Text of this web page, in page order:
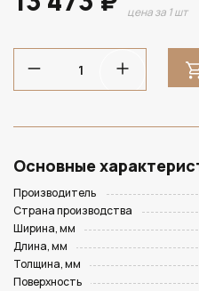
цена за 1 шт
Основные
Производитель
Страна производства
Ширина, мм
Длина, мм
Толщина, мм
Поверхность